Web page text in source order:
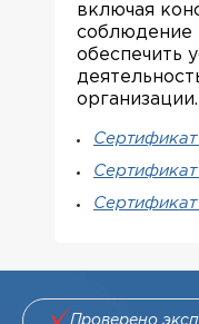
включая
соблюдение
обеспечить
организации.
Сертификат
Сертификат